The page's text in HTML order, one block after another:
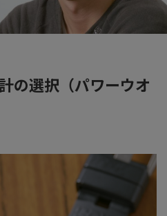
の選択（パワーウオ